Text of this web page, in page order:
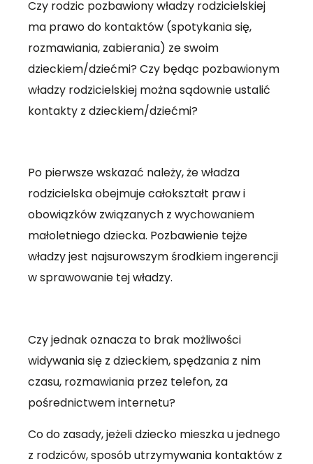
Czy rodzic pozbawiony władzy rodzicielskiej
ma prawo do kontaktów (spotykania się,
rozmawiania, zabierania) ze swoim
dzieckiem/dziećmi? Czy będąc pozbawionym
władzy rodzicielskiej można sądownie ustalić
kontakty z dzieckiem/dziećmi?
Po pierwsze wskazać należy, że władza
rodzicielska obejmuje całokształt praw i
obowiązków związanych z wychowaniem
małoletniego dziecka. Pozbawienie tejże
władzy jest najsurowszym środkiem ingerencji
w sprawowanie tej władzy.
Czy jednak oznacza to brak możliwości
widywania się z dzieckiem, spędzania z nim
czasu, rozmawiania przez telefon, za
pośrednictwem internetu?
Co do zasady, jeżeli dziecko mieszka u jednego
z rodziców, sposób utrzymywania kontaktów z